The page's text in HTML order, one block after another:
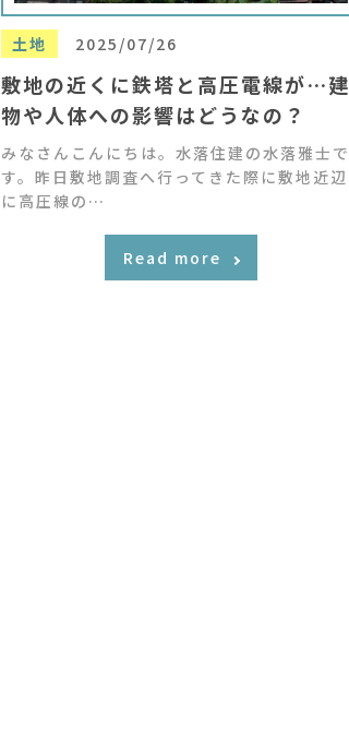
土地 2025/07/26
敷地の近くに鉄塔と高圧電線が…建
物や人体への影響はどうなの？
みなさんこんにちは。水落住建の水落雅士で
す。昨日敷地調査へ行ってきた際に敷地近辺
に高圧線の…
Read more